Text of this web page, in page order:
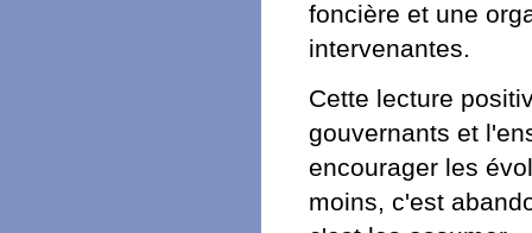
foncière et une
intervenantes.
Cette lecture
gouvernants et
encourager les
moins, c'est